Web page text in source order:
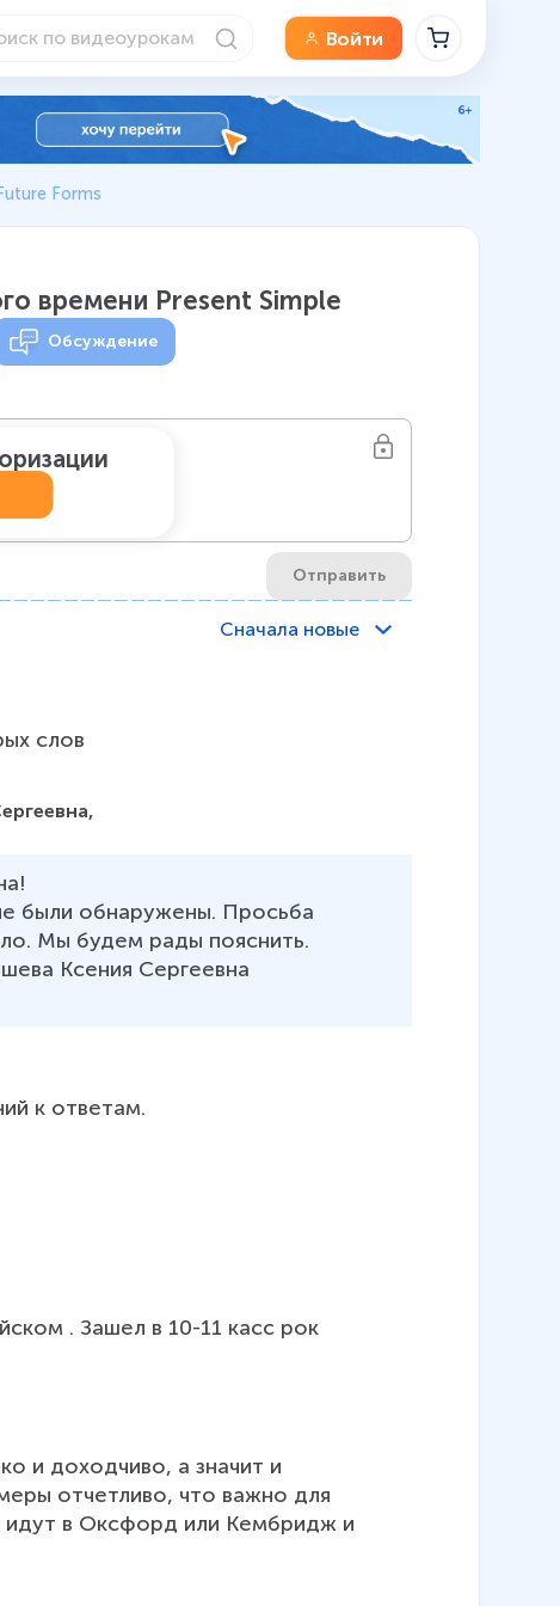
Войти
Forms
времени Present Simple
Обсуждение
Отправить
Сначала новые
слов
были обнаружены. Просьба
Мы будем рады пояснить.
Ксения Сергеевна
к ответам.
. Зашел в 10-11 касс рок
и доходчиво, а значит и
отчетливо, что важно для
идут в Оксфорд или Кембридж и